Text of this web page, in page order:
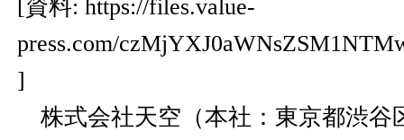
[資料: https://files.value-
press.com/
]
株式会社天空（本社：東京都渋谷